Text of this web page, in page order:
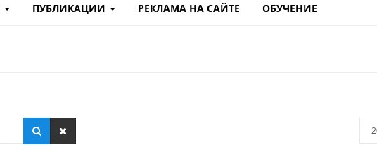
ПУБЛИКАЦИИ РЕКЛАМА НА САЙТЕ ОБУЧЕНИЕ